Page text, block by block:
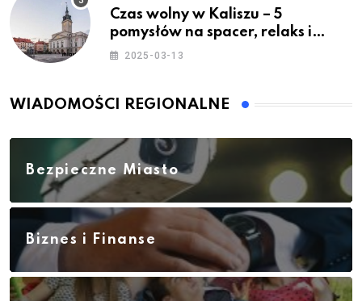
Czas wolny w Kaliszu – 5
pomysłów na spacer, relaks i
rodzinne atrakcje
2025-03-13
WIADOMOŚCI REGIONALNE
Bezpieczne Miasto
Biznes i Finanse